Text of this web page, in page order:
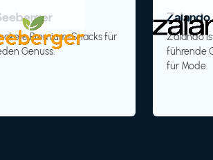
Premium-Snacks für
Genuss.
Zalando
führende
für Mode.